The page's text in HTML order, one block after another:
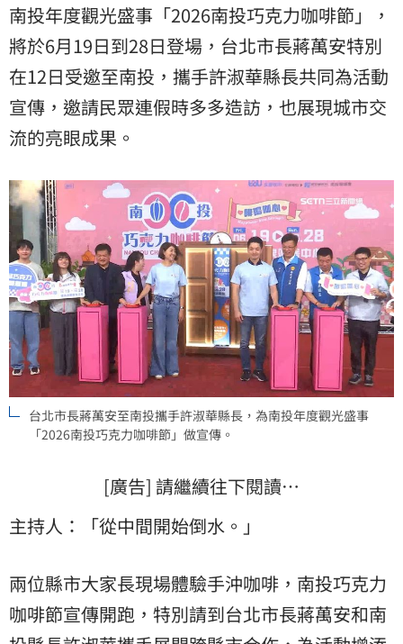
南投年度觀光盛事「2026南投巧克力咖啡節」，
將於6月19日到28日登場，台北市長蔣萬安特別
在12日受邀至南投，攜手許淑華縣長共同為活動
宣傳，邀請民眾連假時多多造訪，也展現城市交
流的亮眼成果。
台北市長蔣萬安至南投攜手許淑華縣長，為南投年度觀光盛事
「2026南投巧克力咖啡節」做宣傳。
[廣告] 請繼續往下閱讀…
主持人：「從中間開始倒水。」
兩位縣市大家長現場體驗手沖咖啡，南投巧克力
咖啡節宣傳開跑，特別請到台北市長蔣萬安和南